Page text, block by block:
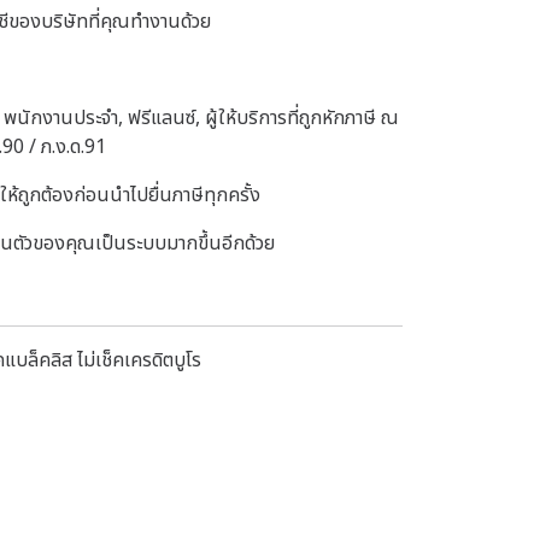
ชีของบริษัทที่คุณทำงานด้วย
นักงานประจำ, ฟรีแลนซ์, ผู้ให้บริการที่ถูกหักภาษี ณ
/ ภ.ง.ด.91
ให้ถูกต้องก่อนนำไปยื่นภาษีทุกครั้ง
นตัวของคุณเป็นระบบมากขึ้นอีกด้วย
ล็คลิส ไม่เช็คเครดิตบูโร